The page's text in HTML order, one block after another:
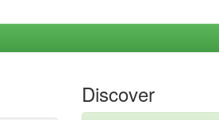
Discover